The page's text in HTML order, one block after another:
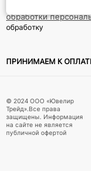
Подписываясь на
обработки
обработку
ПРИНИМАЕМ К
© 2024 ООО «Ювелир
Трейд».Все права
защищены. Информация
на сайте не является
публичной офертой